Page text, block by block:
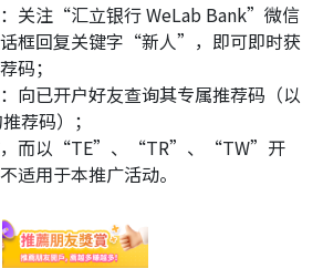
关注“汇立银行 WeLab Bank”微信
框回复关键字“新人”，即可即时获
码；
向已开户好友查询其专属推荐码（以
荐码）；
，而以“TE”、“TR”、“TW”开
适用于本推广活动。